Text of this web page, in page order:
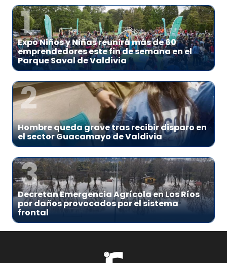
1
Expo Niños y Niñas reunirá más de 60
emprendedores este fin de semana en el
Parque Saval de Valdivia
2
Hombre queda grave tras recibir disparo en
el sector Guacamayo de Valdivia
3
Decretan Emergencia Agrícola en Los Ríos
por daños provocados por el sistema
frontal